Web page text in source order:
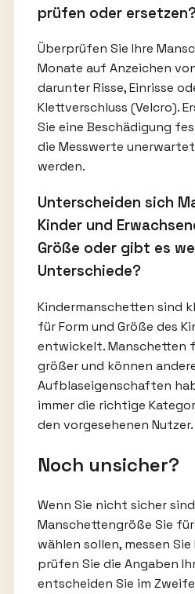
prüfen oder ersetzen?
Überprüfen Sie Ihre
Monate auf Anzeichen
darunter Risse, Einrisse
Klettverschluss (Velcro).
Sie eine Beschädigung
die Messwerte
werden.
Unterscheiden sich
Kinder und
Größe oder gibt es
Unterschiede?
Kindermanschetten sind
für Form und Größe des
entwickelt. Manschetten
größer und können
Aufblaseigenschaften
immer die richtige
den vorgesehenen Nutzer.
Noch unsicher?
Wenn Sie nicht sicher
Manschettengröße Sie
wählen sollen, messen
prüfen Sie die Angaben
entscheiden Sie im